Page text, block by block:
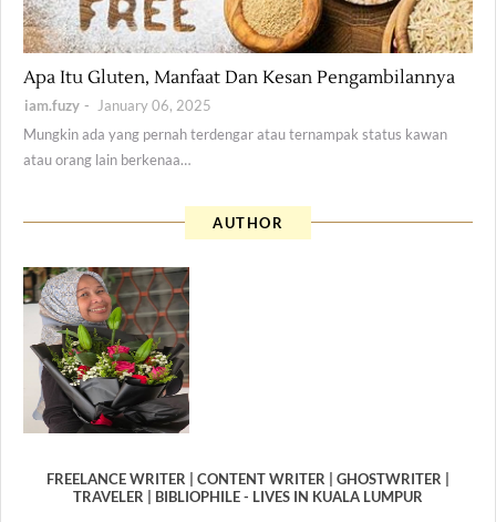
Apa Itu Gluten, Manfaat Dan Kesan Pengambilannya
iam.fuzy
January 06, 2025
Mungkin ada yang pernah terdengar atau ternampak status kawan
atau orang lain berkenaa…
AUTHOR
FREELANCE WRITER | CONTENT WRITER | GHOSTWRITER |
TRAVELER | BIBLIOPHILE - LIVES IN KUALA LUMPUR